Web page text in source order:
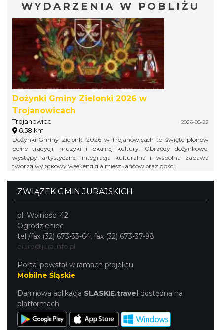
WYDARZENIA W POBLIŻU
Dożynki Gminy Zielonki 2026 w
Trojanowicach
Trojanowice 2026-08-22
6.58 km
Dożynki Gminy Zielonki 2026 w Trojanowicach to święto plonów
pełne tradycji, muzyki i lokalnej kultury. Obrzędy dożynkowe,
występy artystyczne, integracja kulturalna i wspólna zabawa
tworzą wyjątkowy weekend dla mieszkańców oraz gości.
ZWIĄZEK GMIN JURAJSKICH
pl. Wolności 42
Ogrodzieniec
tel./fax (32) 673-33-64, fax (32) 673-37-98
biuro@jura.info.pl
Portal powstał w ramach projektu
Mobilne Śląskie
Darmowa aplikacja SLASKIE.travel dostępna na
platformach